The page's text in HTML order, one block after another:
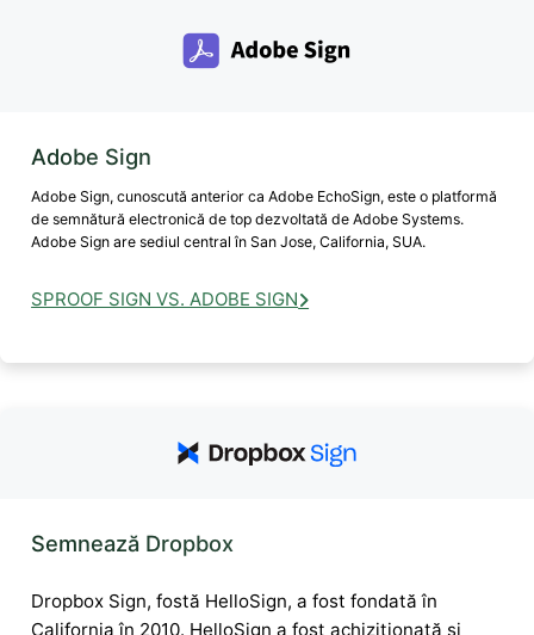
Adobe Sign
Adobe Sign, cunoscută anterior ca Adobe EchoSign, este o platformă
de semnătură electronică de top dezvoltată de Adobe Systems.
Adobe Sign are sediul central în San Jose, California, SUA.
SPROOF SIGN VS. ADOBE SIGN
Semnează Dropbox
Dropbox Sign, fostă HelloSign, a fost fondată în
California în 2010. HelloSign a fost achiziționată și